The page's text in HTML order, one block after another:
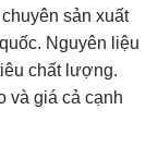
sản xuất
Nguyên liệu
chất lượng.
và giá cả cạnh